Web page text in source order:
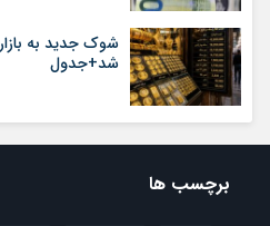
شد+جدول
برچسب ها